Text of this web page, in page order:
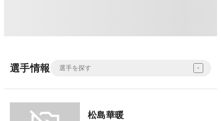
選手情報
松島華暖